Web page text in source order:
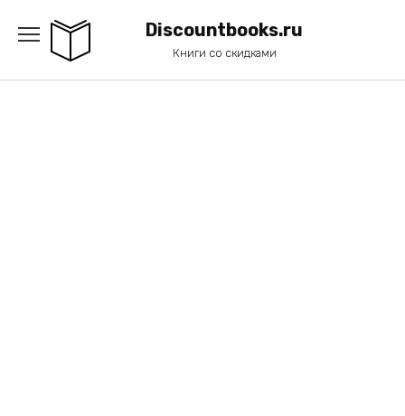
содержанию
Discountbooks.ru
Книги со скидками